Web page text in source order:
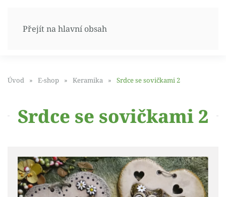
Přejít na hlavní obsah
Úvod E-shop Keramika Srdce se sovičkami 2
Srdce se sovičkami 2